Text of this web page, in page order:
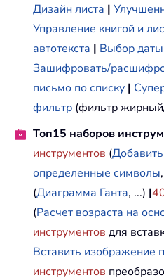
Дизайн листа |
Управление книгой и
автотекста | Выбор даты
Зашифровать/
письмо по списку |
фильтр (фильтр
Топ15 наборов
инструментов (Добавить
определенные символы
(Диаграмма Ганта, ...) |
(Расчет возраста на
инструментов для
Вставить изображение
инструментов